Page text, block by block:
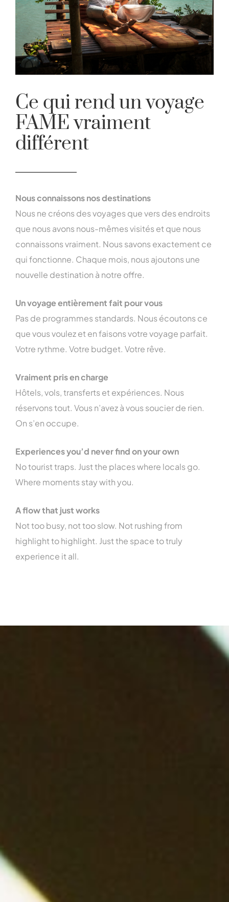
Ce qui rend un voyage
FAME vraiment
différent
Nous connaissons nos destinations
Nous ne créons des voyages que vers des endroits
que nous avons nous-mêmes visités et que nous
connaissons vraiment. Nous savons exactement ce
qui fonctionne. Chaque mois, nous ajoutons une
nouvelle destination à notre offre.
Un voyage entièrement fait pour vous
Pas de programmes standards. Nous écoutons ce
que vous voulez et en faisons votre voyage parfait.
Votre rythme. Votre budget. Votre rêve.
Vraiment pris en charge
Hôtels, vols, transferts et expériences. Nous
réservons tout. Vous n’avez à vous soucier de rien.
On s’en occupe.
Experiences you’d never find on your own
No tourist traps. Just the places where locals go.
Where moments stay with you.
A flow that just works
Not too busy, not too slow. Not rushing from
highlight to highlight. Just the space to truly
experience it all.